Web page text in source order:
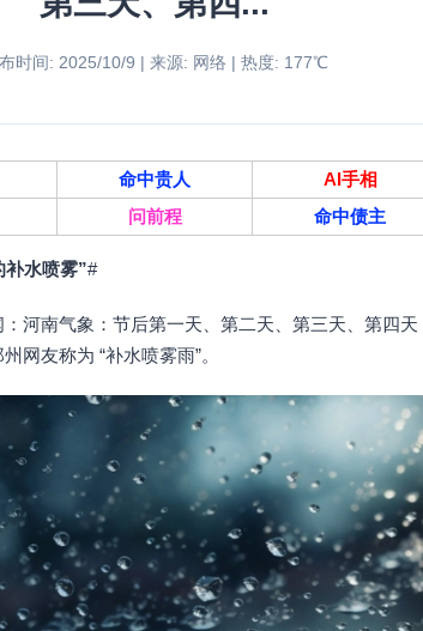
时间: 2025/10/9 | 来源: 网络 | 热度: 177℃
命中贵人
AI手相
问前程 命中债主
补水喷雾”#
河南气象：节后第一天、第二天、第三天、第四天
网友称为 “补水喷雾雨”。